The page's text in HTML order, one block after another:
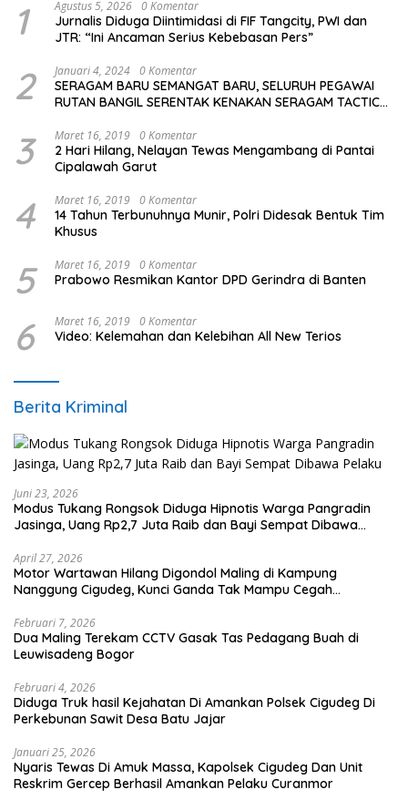
1 Agustus 5, 2026 0 Komentar
Jurnalis Diduga Diintimidasi di FIF Tangcity, PWI dan
JTR: “Ini Ancaman Serius Kebebasan Pers”
2 Januari 4, 2024 0 Komentar
SERAGAM BARU SEMANGAT BARU, SELURUH PEGAWAI
RUTAN BANGIL SERENTAK KENAKAN SERAGAM TACTICAL
3 Maret 16, 2019 0 Komentar
2 Hari Hilang, Nelayan Tewas Mengambang di Pantai
Cipalawah Garut
4 Maret 16, 2019 0 Komentar
14 Tahun Terbunuhnya Munir, Polri Didesak Bentuk Tim
Khusus
5 Maret 16, 2019 0 Komentar
Prabowo Resmikan Kantor DPD Gerindra di Banten
6 Maret 16, 2019 0 Komentar
Video: Kelemahan dan Kelebihan All New Terios
Berita Kriminal
Juni 23, 2026
Modus Tukang Rongsok Diduga Hipnotis Warga Pangradin
Jasinga, Uang Rp2,7 Juta Raib dan Bayi Sempat Dibawa
April 27, 2026
Motor Wartawan Hilang Digondol Maling di Kampung
Nanggung Cigudeg, Kunci Ganda Tak Mampu Cegah
Februari 7, 2026
Dua Maling Terekam CCTV Gasak Tas Pedagang Buah di
Leuwisadeng Bogor
Februari 4, 2026
Diduga Truk hasil Kejahatan Di Amankan Polsek Cigudeg Di
Perkebunan Sawit Desa Batu Jajar
Januari 25, 2026
Nyaris Tewas Di Amuk Massa, Kapolsek Cigudeg Dan Unit
Reskrim Gercep Berhasil Amankan Pelaku Curanmor